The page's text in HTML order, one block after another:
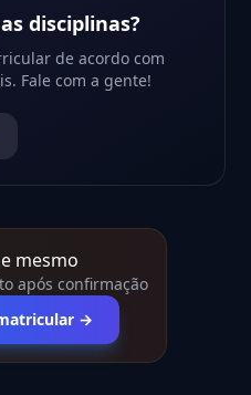
disciplinas?
de acordo com
Fale com a gente!
mesmo
após confirmação
→